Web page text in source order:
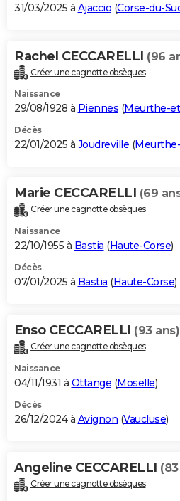
31/03/2025 à Ajaccio (Corse-du-
Rachel CECCARELLI (96
Créer une cagnotte obsèques
Naissance
29/08/1928 à Piennes (Meurthe-
Décès
22/01/2025 à Joudreville (
Marie CECCARELLI (69
Créer une cagnotte obsèques
Naissance
22/10/1955 à Bastia (Haute-Corse)
Décès
07/01/2025 à Bastia (Haute-Corse)
Enso CECCARELLI (93 ans)
Créer une cagnotte obsèques
Naissance
04/11/1931 à Ottange (Moselle)
Décès
26/12/2024 à Avignon (Vaucluse)
Angeline CECCARELLI
Créer une cagnotte obsèques